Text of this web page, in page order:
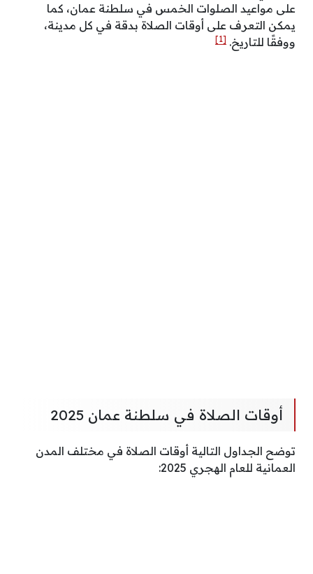
على مواعيد الصلوات الخمس في سلطنة عمان، كما
يمكن التعرف على أوقات الصلاة بدقة في كل مدينة،
ووفقًا للتاريخ. [1]
أوقات الصلاة في سلطنة عمان 2025
توضح الجداول التالية أوقات الصلاة في مختلف المدن
العمانية للعام الهجري 2025: